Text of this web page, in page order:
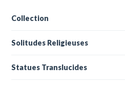
Collection
Solitudes Religieuses
Statues Translucides